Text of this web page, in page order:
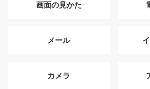
画面の見かた
メール
カメラ